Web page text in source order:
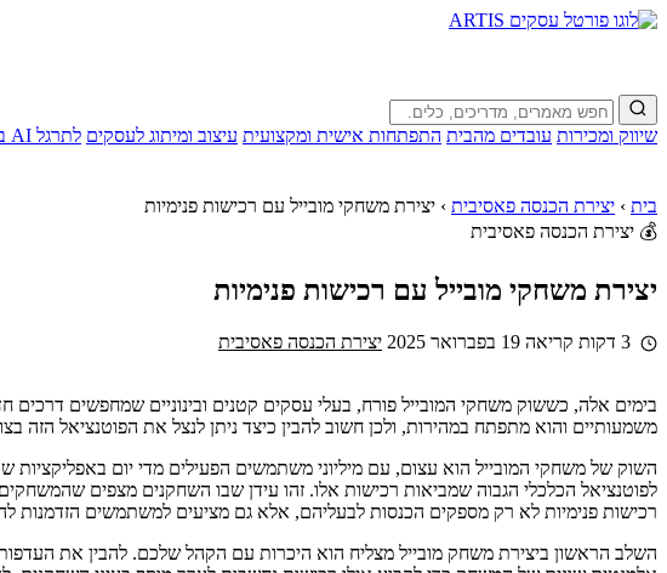
שיווק ומכירות עובדים מהבית התפתחות אישית ומקצועית עיצוב ומיתוג לעסקים לתרגל AI בקלות!
בית › יצירת הכנסה פאסיבית › יצירת משחקי מובייל עם רכישות פנימיות
💰 יצירת הכנסה פאסיבית
יצירת משחקי מובייל עם רכישות פנימיות
19 בפברואר 2025 יצירת הכנסה פאסיבית
בימים אלה, כששוק משחקי המובייל פורח, בעלי עסקים קטנים ובינוניים שמחפשים
משמעותיים והוא מתפתח במהירות, ולכן חשוב להבין כיצד ניתן לנצל את הפוטנציאל הזה
השוק של משחקי המובייל הוא עצום, עם מיליוני משתמשים הפעילים מדי יום
לפוטנציאל הכלכלי הגבוה שמביאות רכישות אלו. זהו עידן שבו השחקנים מצפים
רכישות פנימיות לא רק מספקים הכנסות לבעליהם, אלא גם מציעים למשתמשים הזדמנות
השלב הראשון ביצירת משחק מובייל מצליח הוא היכרות עם הקהל שלכם. להבין את